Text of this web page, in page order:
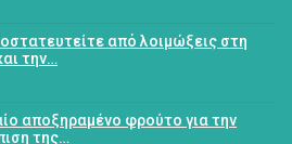
από λοιμώξεις στη
την…
αποξηραμένο φρούτο για την
της…